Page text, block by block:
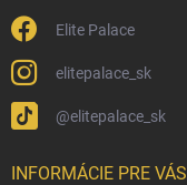
Elite Palace
elitepalace_sk
@elitepalace_sk
INFORMÁCIE PRE VÁS